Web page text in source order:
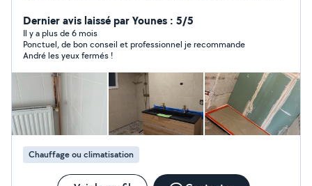
Dernier avis laissé par Younes : 5/5
Il y a plus de 6 mois
Ponctuel, de bon conseil et professionnel je recommande
André les yeux fermés !
Chauffage ou climatisation